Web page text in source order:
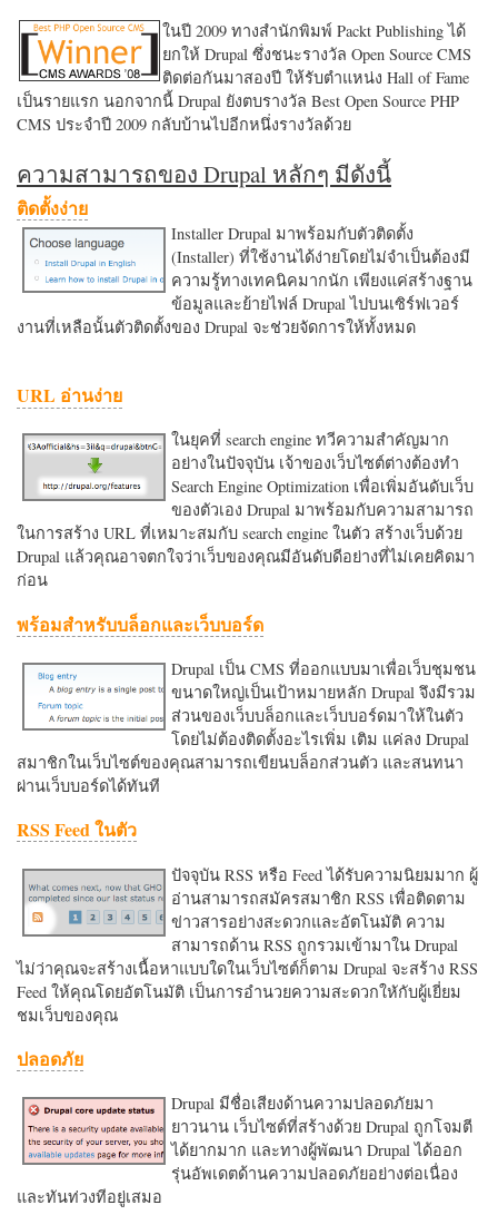
ในปี 2009 ทางสำนักพิมพ์ Packt Publishing ได้
ยกให้ Drupal ซึ่งชนะรางวัล Open Source CMS
ติดต่อกันมาสองปี ให้รับตำแหน่ง Hall of Fame
เป็นรายแรก นอกจากนี้ Drupal ยังตบรางวัล Best Open Source PHP
CMS ประจำปี 2009 กลับบ้านไปอีกหนึ่งรางวัลด้วย
ความสามารถของ Drupal หลักๆ มีดังนี้
ติดตั้งง่าย
Installer Drupal มาพร้อมกับตัวติดตั้ง
(Installer) ที่ใช้งานได้ง่ายโดยไม่จำเป็นต้องมี
ความรู้ทางเทคนิคมากนัก เพียงแค่สร้างฐาน
ข้อมูลและย้ายไฟล์ Drupal ไปบนเซิร์ฟเวอร์
งานที่เหลือนั้นตัวติดตั้งของ Drupal จะช่วยจัดการให้ทั้งหมด
URL อ่านง่าย
ในยุคที่ search engine ทวีความสำคัญมาก
อย่างในปัจจุบัน เจ้าของเว็บไซต์ต่างต้องทำ
Search Engine Optimization เพื่อเพิ่มอันดับเว็บ
ของตัวเอง Drupal มาพร้อมกับความสามารถ
ในการสร้าง URL ที่เหมาะสมกับ search engine ในตัว สร้างเว็บด้วย
Drupal แล้วคุณอาจตกใจว่าเว็บของคุณมีอันดับดีอย่างที่ไม่เคยคิดมา
ก่อน
พร้อมสำหรับบล็อกและเว็บบอร์ด
Drupal เป็น CMS ที่ออกแบบมาเพื่อเว็บชุมชน
ขนาดใหญ่เป็นเป้าหมายหลัก Drupal จึงมีรวม
ส่วนของเว็บบล็อกและเว็บบอร์ดมาให้ในตัว
โดยไม่ต้องติดตั้งอะไรเพิ่ม เติม แค่ลง Drupal
สมาชิกในเว็บไซต์ของคุณสามารถเขียนบล็อกส่วนตัว และสนทนา
ผ่านเว็บบอร์ดได้ทันที
RSS Feed ในตัว
ปัจจุบัน RSS หรือ Feed ได้รับความนิยมมาก ผู้
อ่านสามารถสมัครสมาชิก RSS เพื่อติดตาม
ข่าวสารอย่างสะดวกและอัตโนมัติ ความ
สามารถด้าน RSS ถูกรวมเข้ามาใน Drupal
ไม่ว่าคุณจะสร้างเนื้อหาแบบใดในเว็บไซต์ก็ตาม Drupal จะสร้าง RSS
Feed ให้คุณโดยอัตโนมัติ เป็นการอำนวยความสะดวกใหักับผู้เยี่ยม
ชมเว็บของคุณ
ปลอดภัย
Drupal มีชื่อเสียงด้านความปลอดภัยมา
ยาวนาน เว็บไซต์ที่สร้างด้วย Drupal ถูกโจมตี
ได้ยากมาก และทางผู้พัฒนา Drupal ได้ออก
รุ่นอัพเดตด้านความปลอดภัยอย่างต่อเนื่อง
และทันท่วงทีอยู่เสมอ